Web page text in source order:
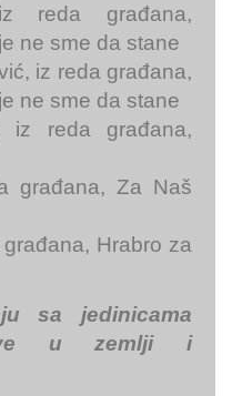
reda građana,
ne sme da stane
iz reda građana,
ne sme da stane
iz reda građana,
građana, Za Naš
Hrabro za
sa jedinicama
u zemlji i